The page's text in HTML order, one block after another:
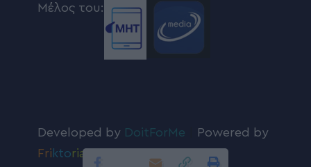
Μέλος του:
Developed by DoitForMe
Powered by
Fri ktoria